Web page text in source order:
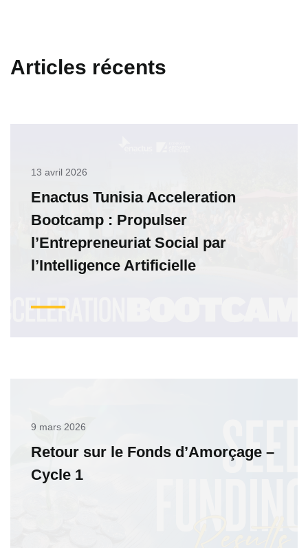
Articles récents
13 avril 2026
Enactus Tunisia Acceleration
Bootcamp : Propulser
l’Entrepreneuriat Social par
l’Intelligence Artificielle
9 mars 2026
Retour sur le Fonds d’Amorçage –
Cycle 1